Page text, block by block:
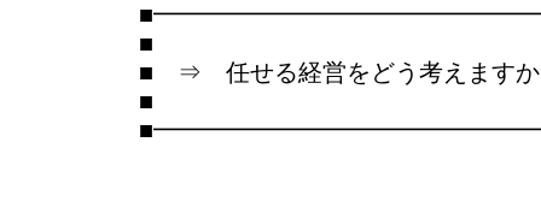
■
■ ⇒ 任せる経営をどう考えます
■